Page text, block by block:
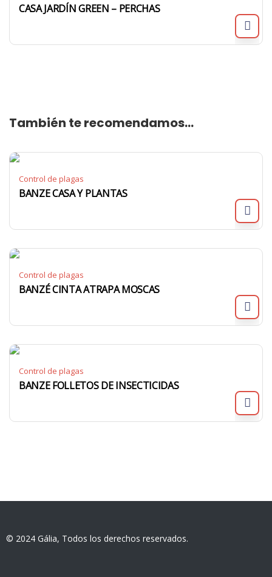
CASA JARDÍN GREEN – PERCHAS
También te recomendamos…
Control de plagas
BANZE CASA Y PLANTAS
Control de plagas
BANZÉ CINTA ATRAPA MOSCAS
Control de plagas
BANZE FOLLETOS DE INSECTICIDAS
© 2024 Gália, Todos los derechos reservados.